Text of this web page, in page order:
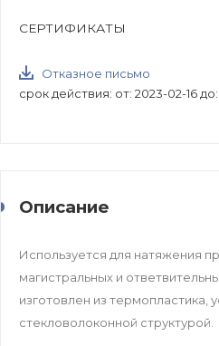
СЕРТИФИКАТЫ
Отказное письмо
срок действия: от: 2023-02-16 до:
Описание
Используется для натяжения
магистральных и
изготовлен из термопластика,
стекловолоконной структурой.